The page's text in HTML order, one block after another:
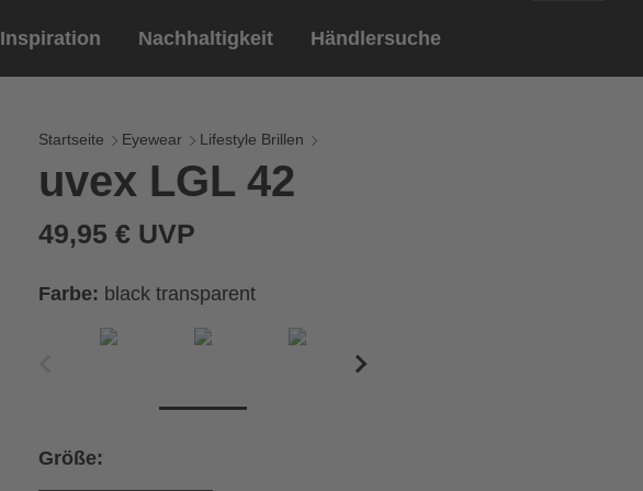
Eyewear
Sportbrillen
Lifestyle Brillen
Reithandschuhe
Inspiration Nachhaltigkeit Händlersuche
Startseite Eyewear Lifestyle Brillen
uvex LGL 42
49,95 € UVP
Farbe: black transparent
Größe: